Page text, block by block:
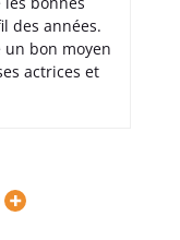
des années.
un bon moyen
actrices et